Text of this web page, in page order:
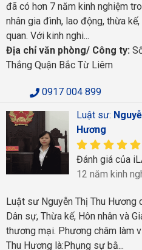
đã có hơn 7 năm kinh nghiệm
nhân gia đình, lao động, thừa
quan. Với kinh nghi...
Địa chỉ văn phòng/ Công ty:
Thắng Quận Bắc Từ Liêm
0917 004 899
Luật sư:
Hương
Đánh giá của
12 năm kinh
Luật sư Nguyễn Thị Thu Hương
Dân sự, Thừa kế, Hôn nhân và
thương mại. Phương châm làm
Thu Hương là:Phụng sự bằ...